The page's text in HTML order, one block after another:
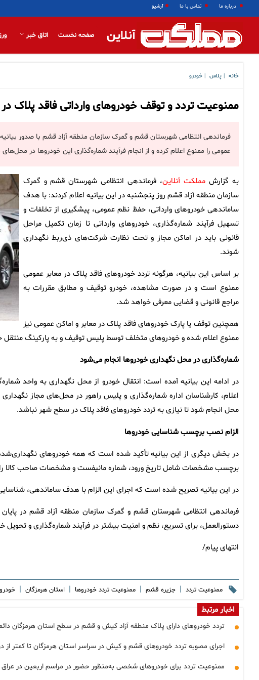
درباره ما تماس با ما آرشیو
آنلاین صفحه نخست اتاق خبر
خانه پلاس خودرو
ممنوعیت تردد و توقف خودروهای وارداتی فاقد پلاک
فرماندهی انتظامی شهرستان قشم و گمرک سازمان منطقه آزاد قشم با صدور
عمومی را ممنوع اعلام کرده و از انجام فرآیند شماره‌گذاری این خودروها در
به گزارش مملکت آنلاین، فرماندهی انتظامی شهرستان قشم و گمرک
سازمان منطقه آزاد قشم روز پنجشنبه در این بیانیه اعلام کردند: با هدف
ساماندهی خودروهای وارداتی، حفظ نظم عمومی، پیشگیری از تخلفات و
تسهیل فرآیند شماره‌گذاری، خودروهای وارداتی تا زمان تکمیل مراحل
قانونی باید در اماکن مجاز و تحت نظارت شرکت‌های ذی‌ربط نگهداری
شوند.
بر اساس این بیانیه، هرگونه تردد خودروهای فاقد پلاک در معابر عمومی
ممنوع است و در صورت مشاهده، خودرو توقیف و مطابق مقررات به
مراجع قانونی و قضایی معرفی خواهد شد.
همچنین توقف یا پارک خودروهای فاقد پلاک در معابر و اماکن عمومی نیز
ممنوع اعلام شده و خودروهای متخلف توسط پلیس توقیف و به پارکینگ
شماره‌گذاری در محل نگهداری خودروها انجام می‌شود
در ادامه این بیانیه آمده است: انتقال خودرو از محل نگهداری به واحد
اعلام، کارشناسان اداره شماره‌گذاری و پلیس راهور در محل‌های مجاز
محل انجام شود تا نیازی به تردد خودروهای فاقد پلاک در سطح شهر نباشد.
الزام نصب برچسب شناسایی خودروها
در بخش دیگری از این بیانیه تأکید شده است که همه خودروهای
برچسب مشخصات شامل تاریخ ورود، شماره مانیفست و مشخصات صاحب کالا
در این بیانیه تصریح شده است که اجرای این الزام با هدف ساماندهی،
فرماندهی انتظامی شهرستان قشم و گمرک سازمان منطقه آزاد قشم در پایان
دستورالعمل، برای تسریع، نظم و امنیت بیشتر در فرآیند شماره‌گذاری و
انتهای پیام/
ممنوعیت تردد | جزیره قشم | ممنوعیت تردد خودروها | استان هرمزگان |
اخبار مرتبط
تردد خودروهای دارای پلاک منطقه آزاد کیش و قشم در سطح استان هرمزگان
اجرای مصوبه تردد خودروهای قشم و کیش در سراسر استان هرمزگان تا کمتر از
ممنوعیت تردد برای خودروهای شخصی به‌منظور حضور در مراسم اربعین در عراق